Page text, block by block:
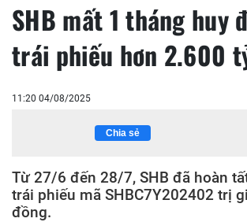
SHB mất 1 tháng huy
trái phiếu hơn 2.600
11:20 04/08/2025
Chia sẻ
Từ 27/6 đến 28/7, SHB đã hoàn
trái phiếu mã SHBC7Y202402 trị
đồng.